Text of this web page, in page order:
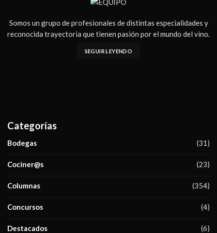
Somos un grupo de profesionales de distintas especialidades y
reconocida trayectoria que tienen pasión por el mundo del vino.
SEGUIR LEYENDO
Categorías
Bodegas (31)
Cociner@s (23)
Columnas (354)
Concursos (4)
Destacados (6)